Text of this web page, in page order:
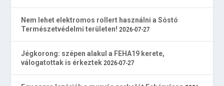
Nem lehet elektromos rollert használni a Sóstó
Természetvédelmi területen! 2026-07-27
Jégkorong: szépen alakul a FEHA19 kerete,
válogatottak is érkeztek 2026-07-27